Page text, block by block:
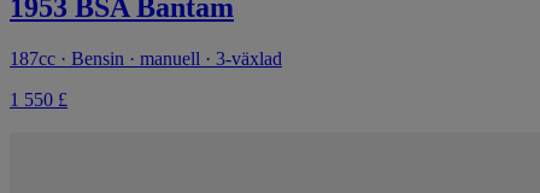
1953 BSA Bantam
187cc · Bensin · manuell · 3-växlad
1 550 £